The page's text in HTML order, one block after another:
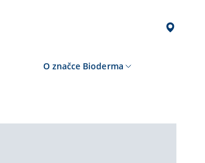
O značce Bioderma